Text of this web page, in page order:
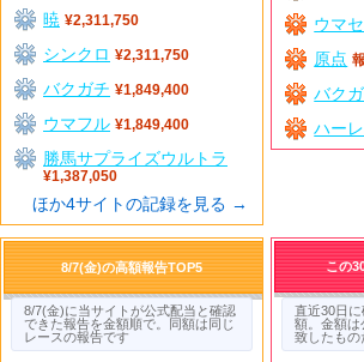
暁 ¥2,311,750
シンクロ ¥2,311,750
バクガチ ¥1,849,400
ウマフル ¥1,849,400
勝馬サプライズウルトラ
¥1,387,050
ほか4サイトの記録を見る →
ウマ
原点
バク
ハー
8/7(金)の高額報告TOP5
8/7(金)に当サイトが公式配当と確認
できた報告を金額順で。同額は同じ
レースの報告です
この
直近30日
額。金額は
致したもの